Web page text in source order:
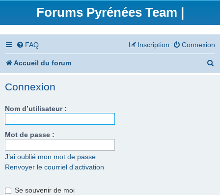
Forums Pyrénées Team |
FAQ Connexion
Inscription
Accueil du forum
Connexion
Nom d’utilisateur :
Mot de passe :
J’ai oublié mon mot de passe
Renvoyer le courriel d’activation
Se souvenir de moi